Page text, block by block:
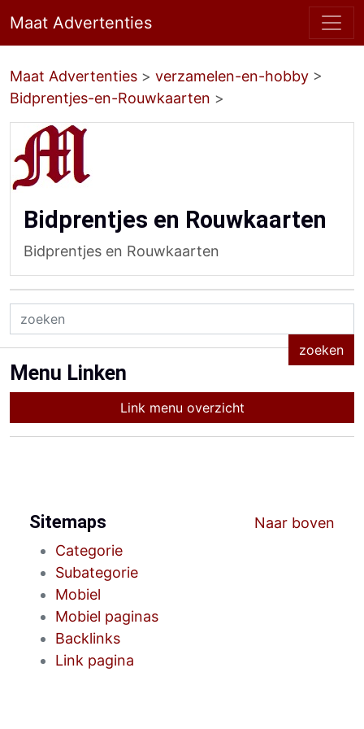
Maat Advertenties
Maat Advertenties > verzamelen-en-hobby >
Bidprentjes-en-Rouwkaarten >
Bidprentjes en Rouwkaarten
Bidprentjes en Rouwkaarten
Menu Linken
Link menu overzicht
Naar boven
Sitemaps
Categorie
Subategorie
Mobiel
Mobiel paginas
Backlinks
Link pagina